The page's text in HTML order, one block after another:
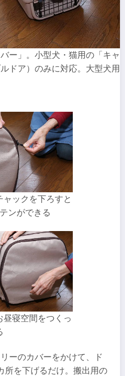
バー」。小型犬・猫用の「キャ
ドア）のみに対応。大型犬用
ャックを下ろすと
ンができる
昼寝空間をつくっ
ーのカバーをかけて、ド
所を下げるだけ。搬出用の